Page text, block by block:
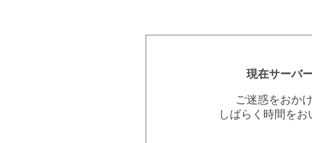
現在サーバ
ご迷惑をおか
しばらく時間を